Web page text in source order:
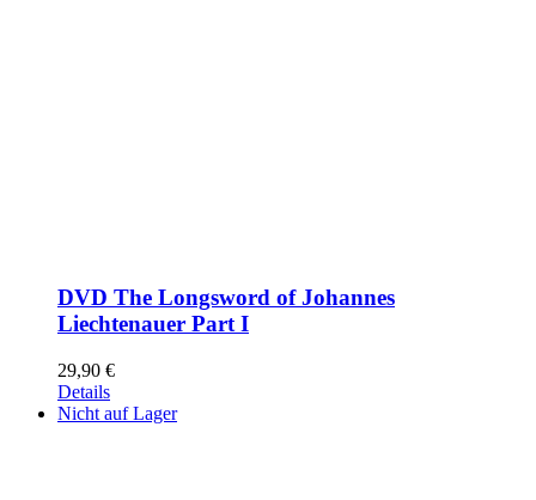
DVD The Longsword of Johannes
Liechtenauer Part I
29,90 €
Details
Nicht auf Lager